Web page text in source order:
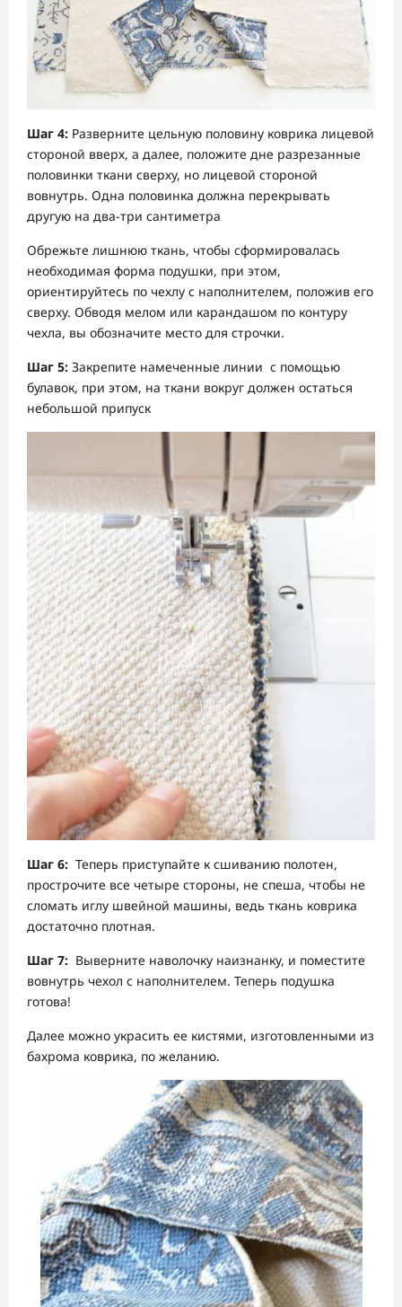
Шаг 4: Разверните цельную половину коврика лицевой
стороной вверх, а далее, положите дне разрезанные
половинки ткани сверху, но лицевой стороной
вовнутрь. Одна половинка должна перекрывать
другую на два-три сантиметра
Обрежьте лишнюю ткань, чтобы сформировалась
необходимая форма подушки, при этом,
ориентируйтесь по чехлу с наполнителем, положив его
сверху. Обводя мелом или карандашом по контуру
чехла, вы обозначите место для строчки.
Шаг 5: Закрепите намеченные линии с помощью
булавок, при этом, на ткани вокруг должен остаться
небольшой припуск
Шаг 6: Теперь приступайте к сшиванию полотен,
прострочите все четыре стороны, не спеша, чтобы не
сломать иглу швейной машины, ведь ткань коврика
достаточно плотная.
Шаг 7: Выверните наволочку наизнанку, и поместите
вовнутрь чехол с наполнителем. Теперь подушка
готова!
Далее можно украсить ее кистями, изготовленными из
бахрома коврика, по желанию.